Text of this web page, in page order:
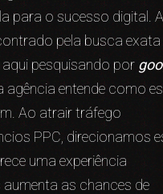
para o sucesso digital.
pela busca
pesquisando por
agência entende como
Ao atrair tráfego
PPC, direcionamos
uma experiência
as chances de